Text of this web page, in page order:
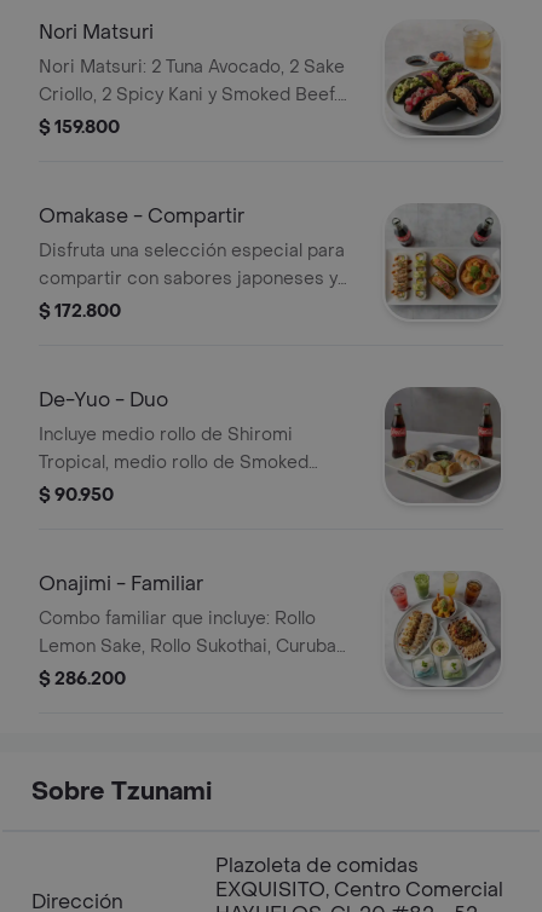
Nori Matsuri
Nori Matsuri: 2 Tuna Avocado, 2 Sake
Criollo, 2 Spicy Kani y Smoked Beef.
Incluye bebida a elección.
$ 159.800
Omakase - Compartir
Disfruta una selección especial para
compartir con sabores japoneses y
tropicales: 1 Rollo Itako Roll, 1 Rollo
acompañado de 2 gaseosas Coca-
$ 172.800
De-Yuo - Duo
Incluye medio rollo de Shiromi
Tropical, medio rollo de Smoked
Salmon, Buta Gyosas y 2 gaseosas
$ 90.950
Onajimi - Familiar
Combo familiar que incluye: Rollo
Lemon Sake, Rollo Sukothai, Curuba
Prawns, Arroz Tzunami Tierra (lomo,
$ 286.200
Sobre Tzunami
Dirección
Plazoleta de comidas
EXQUISITO, Centro Comercial